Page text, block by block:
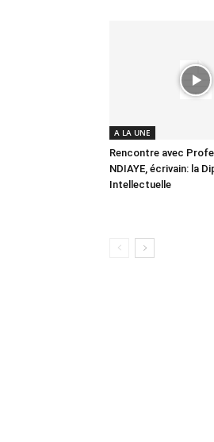
A LA UNE
Rencontre avec
NDIAYE, écrivain: la
Intellectuelle